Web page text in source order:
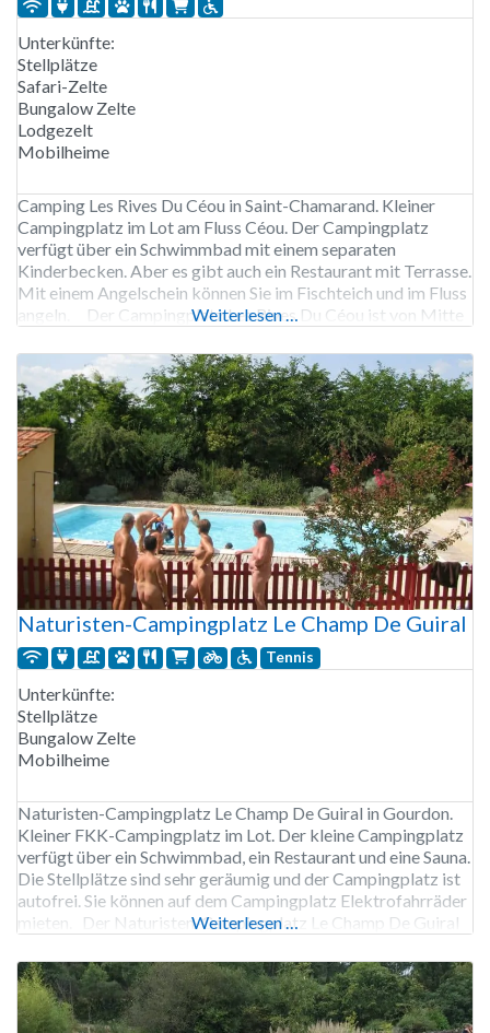
Unterkünfte:
Stellplätze
Safari-Zelte
Bungalow Zelte
Lodgezelt
Mobilheime
Camping Les Rives Du Céou in Saint-Chamarand. Kleiner
Campingplatz im Lot am Fluss Céou. Der Campingplatz
verfügt über ein Schwimmbad mit einem separaten
Kinderbecken. Aber es gibt auch ein Restaurant mit Terrasse.
Mit einem Angelschein können Sie im Fischteich und im Fluss
angeln. Der Campingplatz Les Rives Du Céou ist von Mitte
Weiterlesen …
Naturisten-Campingplatz Le Champ De Guiral
Tennis
Unterkünfte:
Stellplätze
Bungalow Zelte
Mobilheime
Naturisten-Campingplatz Le Champ De Guiral in Gourdon.
Kleiner FKK-Campingplatz im Lot. Der kleine Campingplatz
verfügt über ein Schwimmbad, ein Restaurant und eine Sauna.
Die Stellplätze sind sehr geräumig und der Campingplatz ist
autofrei. Sie können auf dem Campingplatz Elektrofahrräder
mieten. Der Naturisten-Campingplatz Le Champ De Guiral
Stellplätze, Vermietung von
Weiterlesen …